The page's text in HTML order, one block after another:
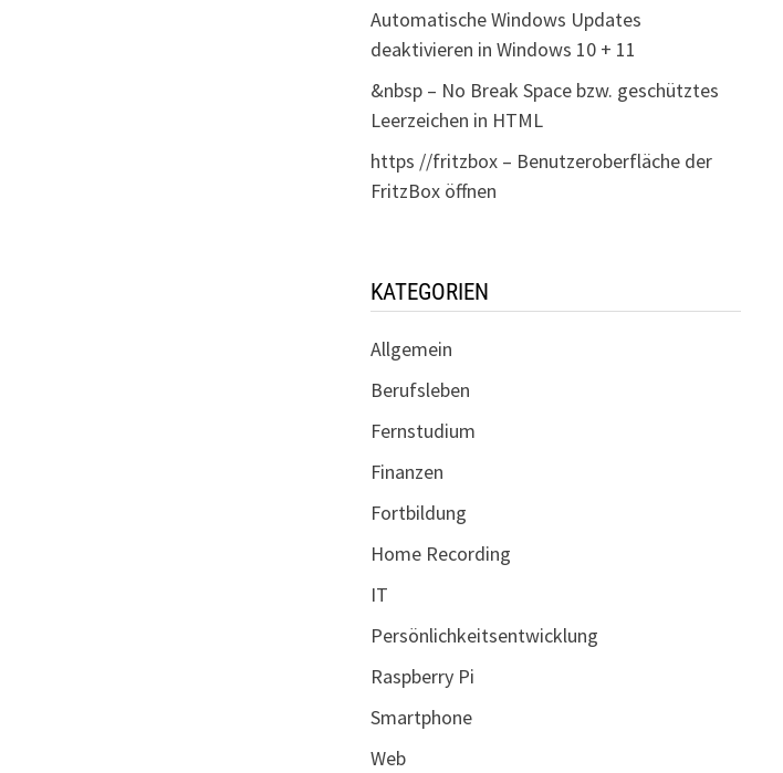
Automatische Windows Updates
deaktivieren in Windows 10 + 11
&nbsp – No Break Space bzw. geschütztes
Leerzeichen in HTML
https //fritzbox – Benutzeroberfläche der
FritzBox öffnen
KATEGORIEN
Allgemein
Berufsleben
Fernstudium
Finanzen
Fortbildung
Home Recording
IT
Persönlichkeitsentwicklung
Raspberry Pi
Smartphone
Web